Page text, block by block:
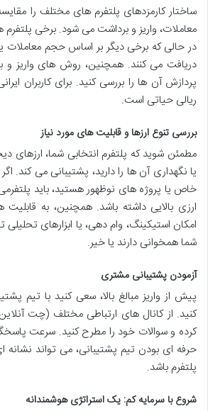
ساختار کارمزدهای پلتفرم های مختلف را
معاملات، واریز و برداشت می شود. برخی پلتفرم
در حالی که برخی دیگر بر اساس حجم معاملات یا
دریافت می کنند. همچنین، روش های واریز
پردازش آن ها را بررسی کنید. برای کاربران
ریالی حیاتی است.
بررسی تنوع ارزها و قابلیت های مورد نیاز
مطمئن شوید که پلتفرم انتخابی شما، ارزهای
یا نگهداری آن ها را دارید، پشتیبانی می کند.
خاص یا پروژه های نوظهور هستید، باید
ارزی بالایی داشته باشد. همچنین، به قابلیت
امکان استیکینگ، وام دهی، یا ابزارهای تحلیلی
شما همخوانی دارند یا خیر.
آزمودن پشتیبانی مشتری
پیش از واریز مبالغ بالا، سعی کنید با تیم
کنید. از کانال های ارتباطی مختلف (چت
کرده و سوالات خود را مطرح کنید. سرعت
حرفه ای بودن تیم پشتیبانی، می تواند
پلتفرم باشد.
شروع با سرمایه کم: یک استراتژی هوشمندانه